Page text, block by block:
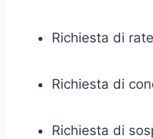
Richiesta di
Richiesta di
Richiesta di